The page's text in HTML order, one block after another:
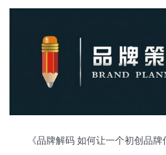
《品牌解码 如何让一个初创品